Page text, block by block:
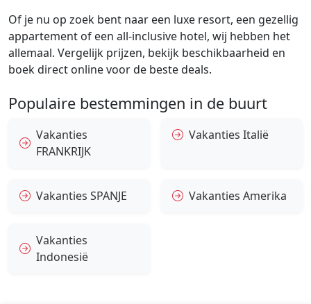
Of je nu op zoek bent naar een luxe resort, een gezellig
appartement of een all-inclusive hotel, wij hebben het
allemaal. Vergelijk prijzen, bekijk beschikbaarheid en
boek direct online voor de beste deals.
Populaire bestemmingen in de buurt
Vakanties
FRANKRIJK
Vakanties Italië
Vakanties SPANJE Vakanties Amerika
Vakanties
Indonesië